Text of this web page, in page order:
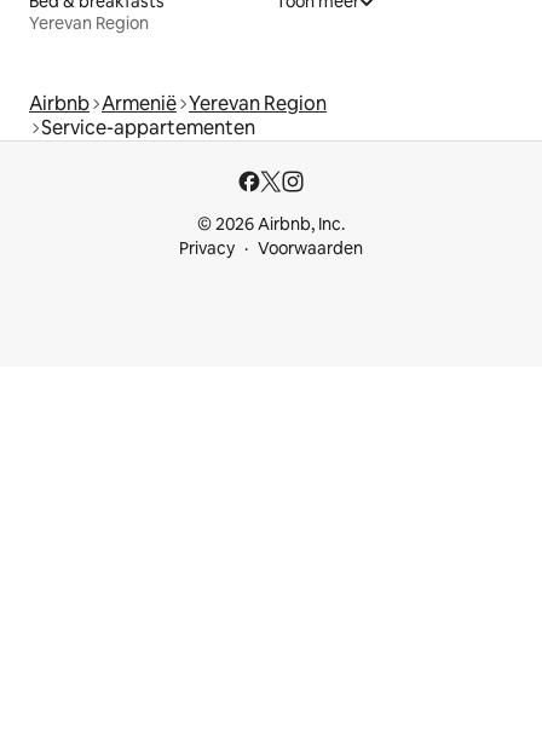
Yerevan Region
Airbnb Armenië Yerevan Region
Service-appartementen
© 2026 Airbnb, Inc.
Privacy
Voorwaarden